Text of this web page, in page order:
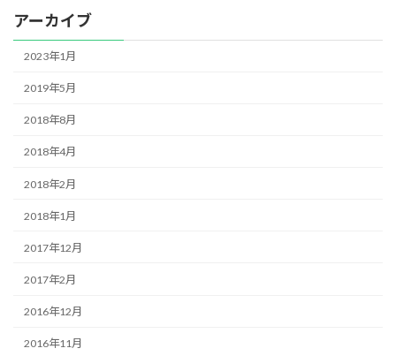
アーカイブ
2023年1月
2019年5月
2018年8月
2018年4月
2018年2月
2018年1月
2017年12月
2017年2月
2016年12月
2016年11月